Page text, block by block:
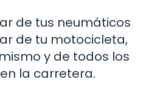
de tus neumáticos
de tu motocicleta,
y de todos los
la carretera.